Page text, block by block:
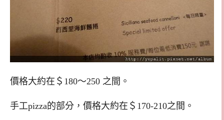
價格大約在＄180～250 之間。
手工pizza的部分，價格大約在＄170-210之間。